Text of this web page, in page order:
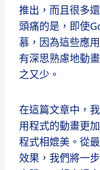
推出，而且很多
頭痛的是，即使
慕，因為這些應
有深思熟慮地動
之又少。
在這篇文章中，
用程式的動畫更
程式相媲美。從
效果，我們將一